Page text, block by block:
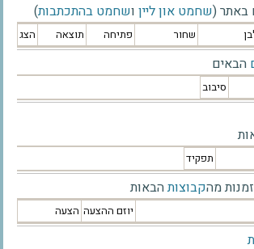
באתר (שחמט און ליין ושחמט בהתכתבות)
שחור פתיחה תוצאה הצג
הבאים
סיבוב
תפקיד
מהקבוצותהבאות
יוזם ההצעה הצעה